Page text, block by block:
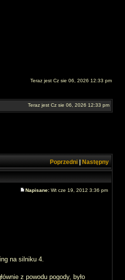
Teraz jest Cz sie 06, 2026 12:33 pm
Teraz jest Cz sie 06, 2026 12:33 pm
Poprzedni Następny
Napisane: Wt cze 19, 2012 3:36 pm
na silniku 4.
z powodu pogody, było